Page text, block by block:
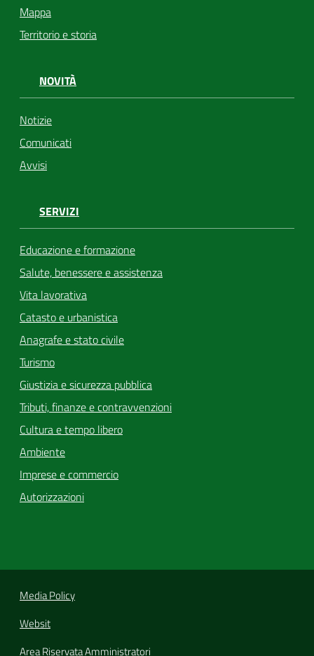
Mappa
Territorio e storia
NOVITÀ
Notizie
Comunicati
Avvisi
SERVIZI
Educazione e formazione
Salute, benessere e assistenza
Vita lavorativa
Catasto e urbanistica
Anagrafe e stato civile
Turismo
Giustizia e sicurezza pubblica
Tributi, finanze e contravvenzioni
Cultura e tempo libero
Ambiente
Imprese e commercio
Autorizzazioni
Media Policy
Websit
Area Riservata Amministratori